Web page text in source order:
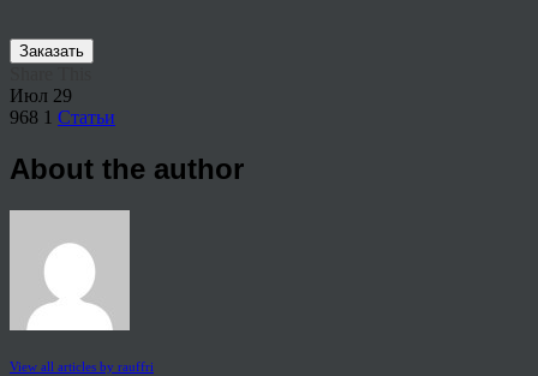
Заказать
Июл 29
968 1 Статьи
About the author
View all articles by rauffri